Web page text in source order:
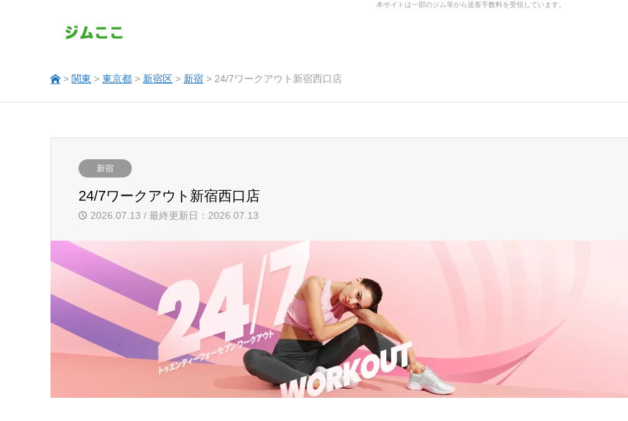
本サイトは一部のジム等から送客手数料を受領しています。
> 関東 > 東京都 > 新宿区 > 新宿 > 24/7ワークアウト新宿西口店
新宿
24/7ワークアウト新宿西口店
2026.07.13 / 最終更新日：2026.07.13